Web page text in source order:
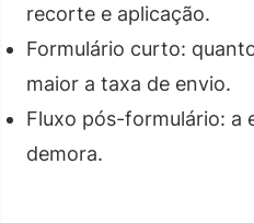
recorte e aplicação.
Formulário curto:
maior a taxa de envio.
Fluxo pós-formulário: a
demora.